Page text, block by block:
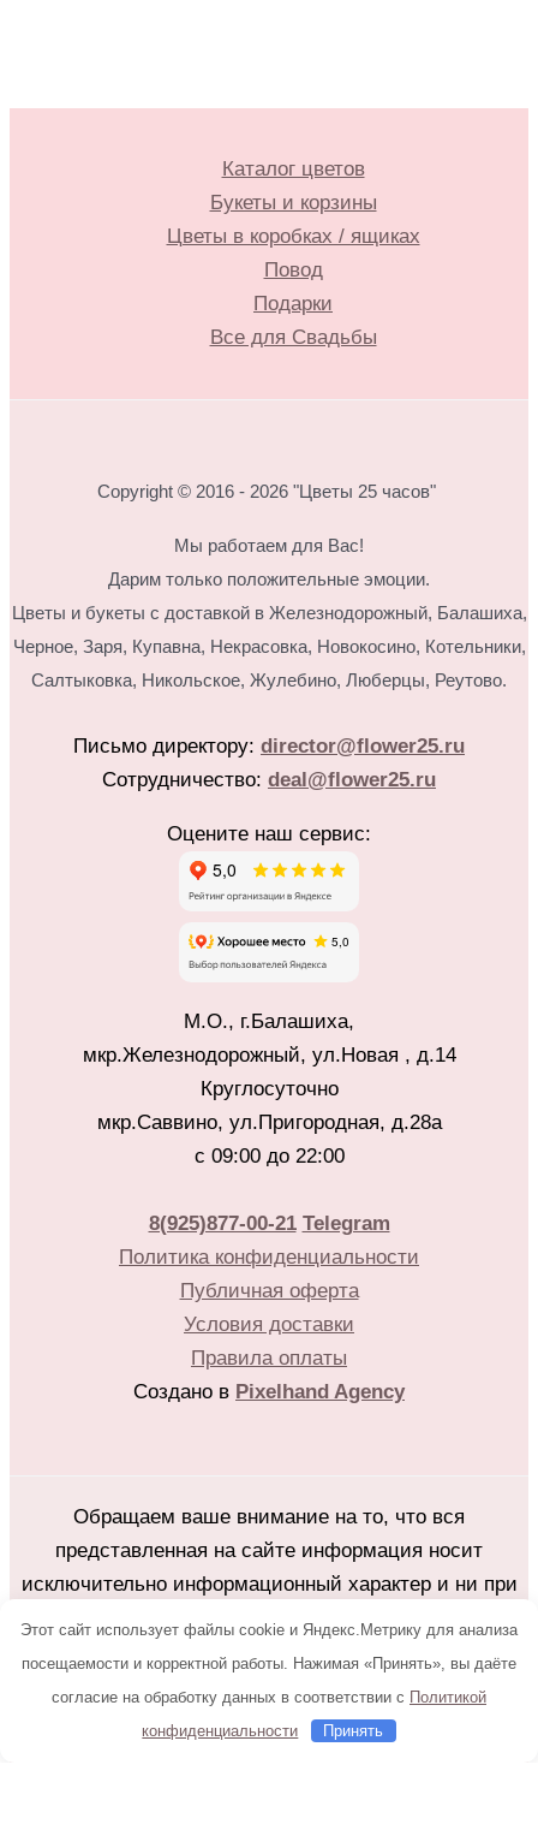
Каталог цветов
Букеты и корзины
Цветы в коробках / ящиках
Повод
Подарки
Все для Свадьбы
Copyright © 2016 - 2026 "Цветы 25 часов"
Мы работаем для Вас!
Дарим только положительные эмоции.
Цветы и букеты с доставкой в Железнодорожный, Балашиха,
Черное, Заря, Купавна, Некрасовка, Новокосино, Котельники,
Салтыковка, Никольское, Жулебино, Люберцы, Реутово.
Письмо директору: director@flower25.ru
Сотрудничество: deal@flower25.ru
Оцените наш сервис:
М.О., г.Балашиха,
мкр.Железнодорожный, ул.Новая , д.14
Круглосуточно
мкр.Саввино, ул.Пригородная, д.28а
с 09:00 до 22:00
8(925)877-00-21 Telegram
Политика конфиденциальности
Публичная оферта
Условия доставки
Правила оплаты
Создано в Pixelhand Agency
Обращаем ваше внимание на то, что вся
представленная на сайте информация носит
исключительно информационный характер и ни при
каких условиях не является публичной офертой
определяемой положениями Статьи 437(2)
Гражданского кодекса Российской Федерации.
Любое копирование с сайта flower25.ru без
Этот сайт использует файлы cookie и Яндекс.Метрику для анализа
посещаемости и корректной работы. Нажимая «Принять», вы даёте
согласие на обработку данных в соответствии с Политикой
конфиденциальности
Принять